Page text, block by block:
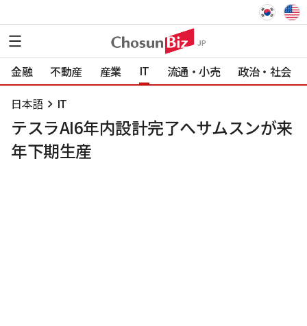
金融 不動産 産業 IT 流通・小売 政治・社会
日本語 IT
テスラAI6年内設計完了へサムスンが来
年下期生産